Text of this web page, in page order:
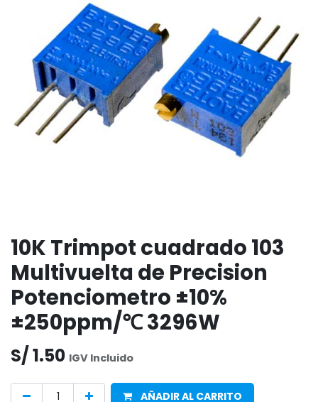
10K Trimpot cuadrado 103
Multivuelta de Precision
Potenciometro ±10%
±250ppm/℃ 3296W
S/1.50 IGV Incluido
AÑADIR AL CARRITO